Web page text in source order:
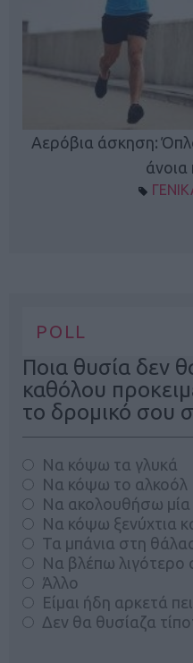
Αερόβια άσκηση:
POLL
Ποια θυσία δεν
καθόλου
το δρομικό σου
Να κόψω τα γλυκά
Να κόψω το αλκοόλ
Να ακολουθήσω
Να κόψω ξενύχτια
Τα μπάνια στη
Να βλέπω λιγότερο
Άλλο
Είμαι ήδη αρκετά
Δεν θα θυσίαζα